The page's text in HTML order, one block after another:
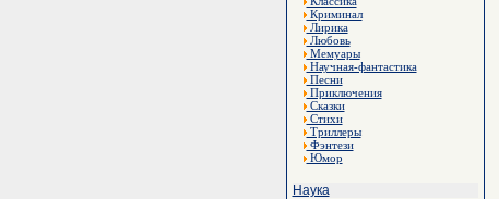
Криминал
Лирика
Любовь
Мемуары
Научная-фантастика
Песни
Приключения
Сказки
Стихи
Триллеры
Фэнтези
Юмор
Наука